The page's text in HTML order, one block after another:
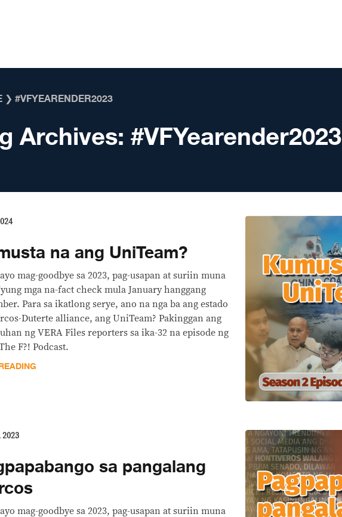
❯ #VFYEARENDER2023
Archives:#VFYearender2023
na ang UniTeam?
mag-goodbye sa 2023, pag-usapan at suriin muna
mga na-fact check mula January hanggang
Para sa ikatlong serye, ano na nga ba ang estado
Duterte alliance, ang UniTeam? Pakinggan ang
ng VERA Files reporters sa ika-32 na episode ng
F?! Podcast.
2023
sa pangalang
mag-goodbye sa 2023, pag-usapan at suriin muna